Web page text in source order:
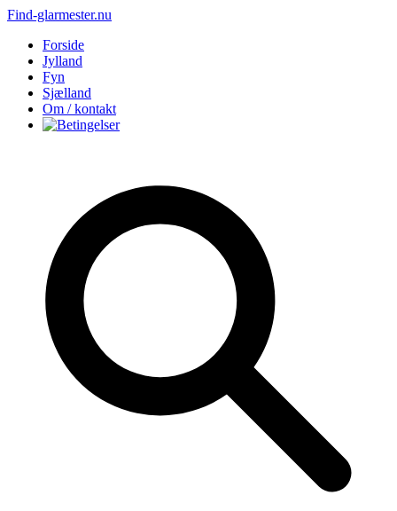
Find-glarmester.nu
Forside
Jylland
Fyn
Sjælland
Om / kontakt